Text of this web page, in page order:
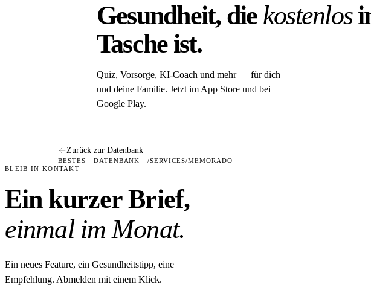
Gesundheit, die kostenlos
Tasche ist.
Quiz, Vorsorge, KI-Coach und mehr — für dich
und deine Familie. Jetzt im App Store und bei
Google Play.
Zurück zur Datenbank
BESTES · DATENBANK · /SERVICES/MEMORADO
BLEIB IN KONTAKT
Ein kurzer Brief,
einmal im Monat.
Ein neues Feature, ein Gesundheitstipp, eine
Empfehlung. Abmelden mit einem Klick.